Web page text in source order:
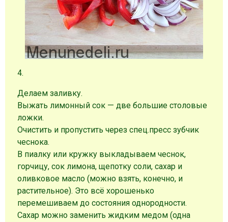
4.
Делаем заливку.
Выжать лимонный сок — две большие столовые
ложки.
Очистить и пропустить через спец.пресс зубчик
чеснока.
В пиалку или кружку выкладываем чеснок,
горчицу, сок лимона, щепотку соли, сахар и
оливковое масло (можно взять, конечно, и
растительное). Это всё хорошенько
перемешиваем до состояния однородности.
Сахар можно заменить жидким медом (одна